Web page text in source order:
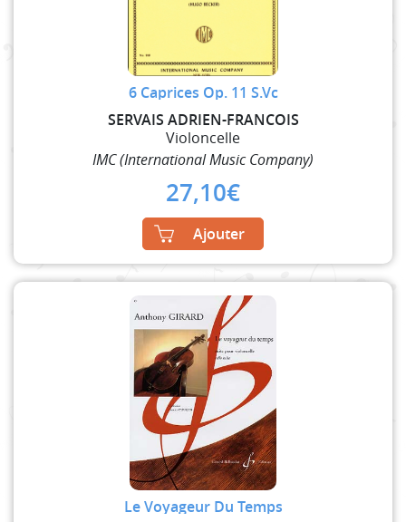
6 Caprices Op. 11 S.Vc
SERVAIS ADRIEN-FRANCOIS
Violoncelle
IMC (International Music Company)
27,10€
Ajouter
Le Voyageur Du Temps